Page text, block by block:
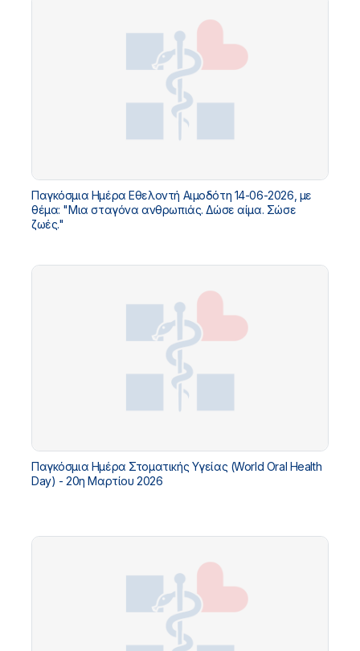
Παγκόσμια Ημέρα Εθελοντή Αιμοδότη 14-06-2026, με
θέμα: "Μια σταγόνα ανθρωπιάς. Δώσε αίμα. Σώσε
ζωές."
Παγκόσμια Ημέρα Στοματικής Υγείας (World Oral Health
Day) - 20η Μαρτίου 2026